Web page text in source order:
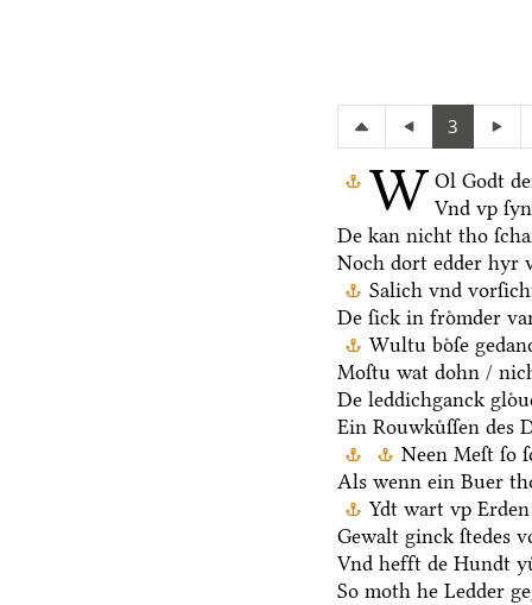
3
W Ol Godt
Vnd vp
De kan nicht tho
Noch dort edder hyr
Salich vnd
De ſick in froͤmder
Wultu boͤſe
Moſtu wat dohn /
De leddichganck
Ein Rouwkuͤſſen des
Neen Meſt ſo
Als wenn ein Buer
Ydt wart vp
Gewalt ginck ſtedes
Vnd hefft de Hundt
So moth he Ledder